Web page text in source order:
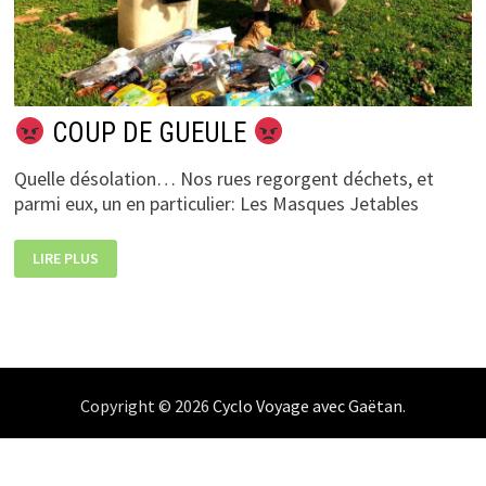
COUP DE GUEULE
Quelle désolation… Nos rues regorgent déchets, et
parmi eux, un en particulier: Les Masques Jetables
COUP
DE
LIRE PLUS
Copyright © 2026 Cyclo Voyage avec Gaëtan.